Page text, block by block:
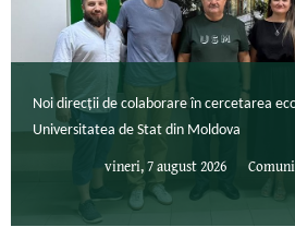
Noi direcții de colaborare în cercetarea
Universitatea de Stat din Moldova
vineri, 7 august 2026